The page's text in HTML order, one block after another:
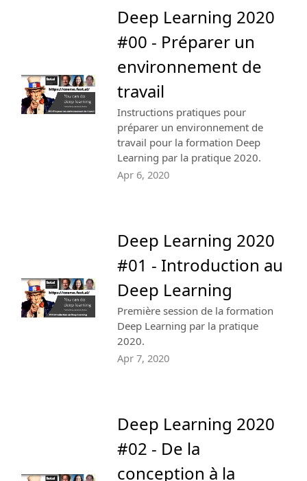
Deep Learning 2020
#00 - Préparer un
environnement de
travail
Instructions pratiques pour
préparer un environnement de
travail pour la formation Deep
Learning par la pratique 2020.
Apr 6, 2020
Deep Learning 2020
#01 - Introduction au
Deep Learning
Première session de la formation
Deep Learning par la pratique
2020.
Apr 7, 2020
Deep Learning 2020
#02 - De la
conception à la